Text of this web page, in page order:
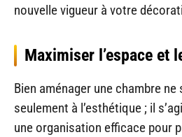
nouvelle vigueur à votre
Maximiser l’espace et
Bien aménager une chambre ne
seulement à l’esthétique ; il
une organisation efficace pour